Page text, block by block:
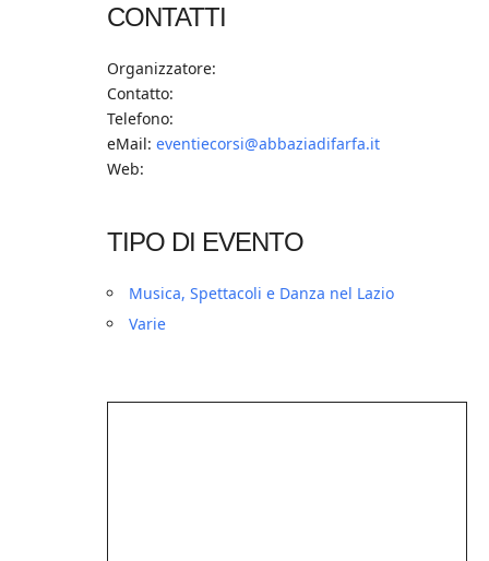
CONTATTI
Organizzatore:
Contatto:
Telefono:
eMail: eventiecorsi@abbaziadifarfa.it
Web:
TIPO DI EVENTO
Musica, Spettacoli e Danza nel Lazio
Varie